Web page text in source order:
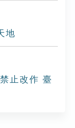
地
止改作 臺